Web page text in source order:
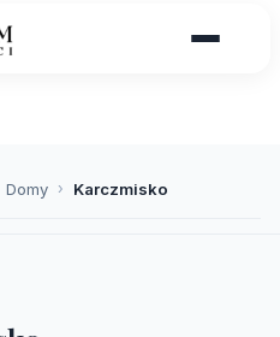
Domy › Karczmisko